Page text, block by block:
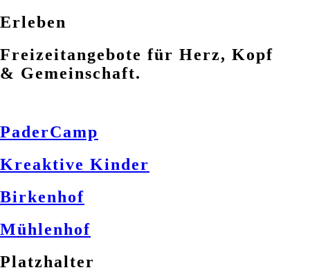
Erleben
Freizeitangebote für Herz, Kopf
& Gemeinschaft.
PaderCamp
Kreaktive Kinder
Birkenhof
Mühlenhof
Platzhalter